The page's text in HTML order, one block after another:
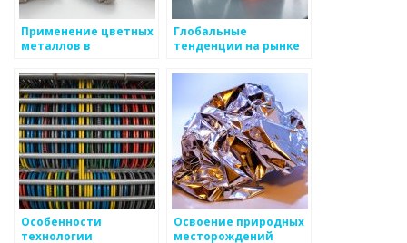
Применение цветных
металлов в
строительстве
Глобальные
тенденции на рынке
Особенности
технологии
Освоение природных
месторождений